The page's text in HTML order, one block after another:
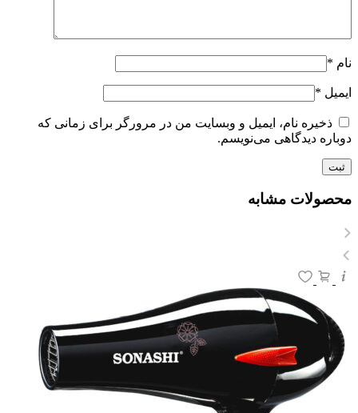
نام *
ایمیل *
ذخیره نام، ایمیل و وبسایت من در مرورگر برای زمانی که
دوباره دیدگاهی می‌نویسم.
محصولات مشابه